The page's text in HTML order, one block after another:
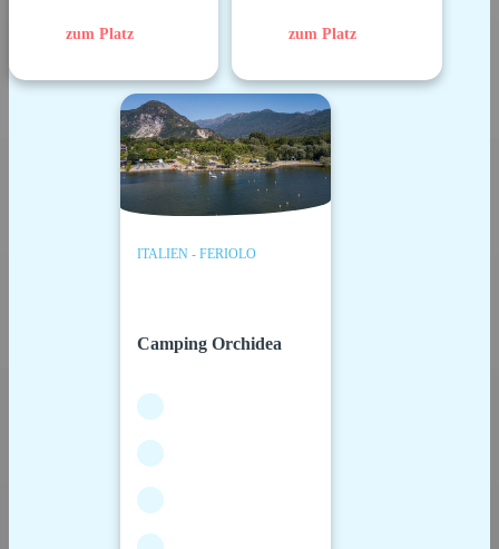
zum Platz zum Platz
ITALIEN - FERIOLO
Camping Orchidea